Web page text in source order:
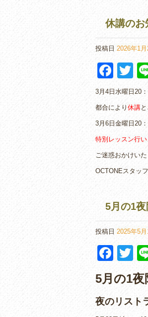
休講のお
投稿日 2026年1月
F
a
c
e
b
o
o
T
wi
tt
er
3月4日水曜日20
都合により 休講
3月6日金曜日20
特別レッスン行い
ご迷惑おかけい
OCTONEスタッフ
5月の1
投稿日 2025年5月
F
c
e
T
wi
tt
er
5月の1夜
夜のリスト